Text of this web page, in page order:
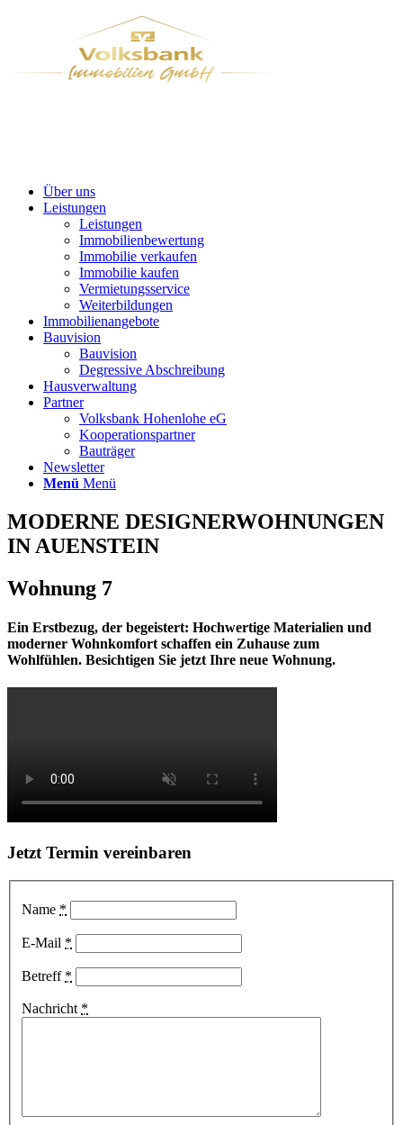
Über uns
Leistungen
Leistungen
Immobilienbewertung
Immobilie verkaufen
Immobilie kaufen
Vermietungsservice
Weiterbildungen
Immobilienangebote
Bauvision
Bauvision
Degressive Abschreibung
Hausverwaltung
Partner
Volksbank Hohenlohe eG
Kooperationspartner
Bauträger
Newsletter
Menü Menü
MODERNE DESIGNERWOHNUNGEN
IN AUENSTEIN
Wohnung 7
Ein Erstbezug, der begeistert: Hochwertige Materialien und
moderner Wohnkomfort schaffen ein Zuhause zum
Wohlfühlen. Besichtigen Sie jetzt Ihre neue Wohnung.
Jetzt Termin vereinbaren
Name *
E-Mail *
Betreff *
Nachricht *